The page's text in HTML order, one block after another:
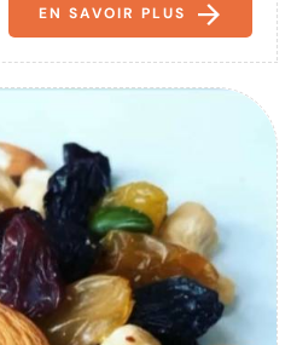
EN SAVOIR PLUS